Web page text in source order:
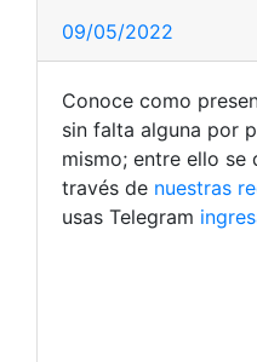
09/05/2022
Conoce como
sin falta alguna por
mismo; entre ello se
través de nuestras
usas Telegram